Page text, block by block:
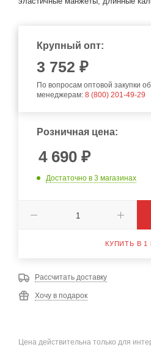
Крупный опт:
3 752 ₽
По вопросам оптовой закупки
менеджерам: 8 (800) 201-49-29
Розничная цена:
4 690 ₽
Достаточно в 3 магазинах
КУПИТЬ В 1
Рассчитать доставку
Хочу в подарок
Цена действительна только для